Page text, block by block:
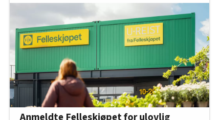
Anmeldte Felleskjøpet for ulovlig